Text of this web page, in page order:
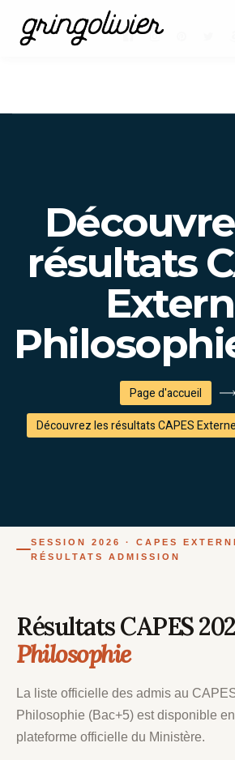
résultats
Page d'accueil
Découvrez les résultats CAPES
SESSION 2026 · CAPES
RÉSULTATS ADMISSION
Résultats CAPES
Philosophie
La liste officielle des admis au
Philosophie (Bac+5) est disponible
plateforme officielle du Ministère.